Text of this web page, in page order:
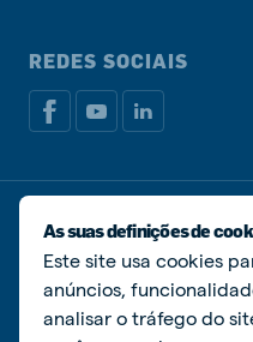
REDES SOCIAIS
Política de privacidade
Livro de Reclamações
© De Heus Nutrição
As suas definições de
Este site usa cookies
anúncios,
analisar o tráfego do